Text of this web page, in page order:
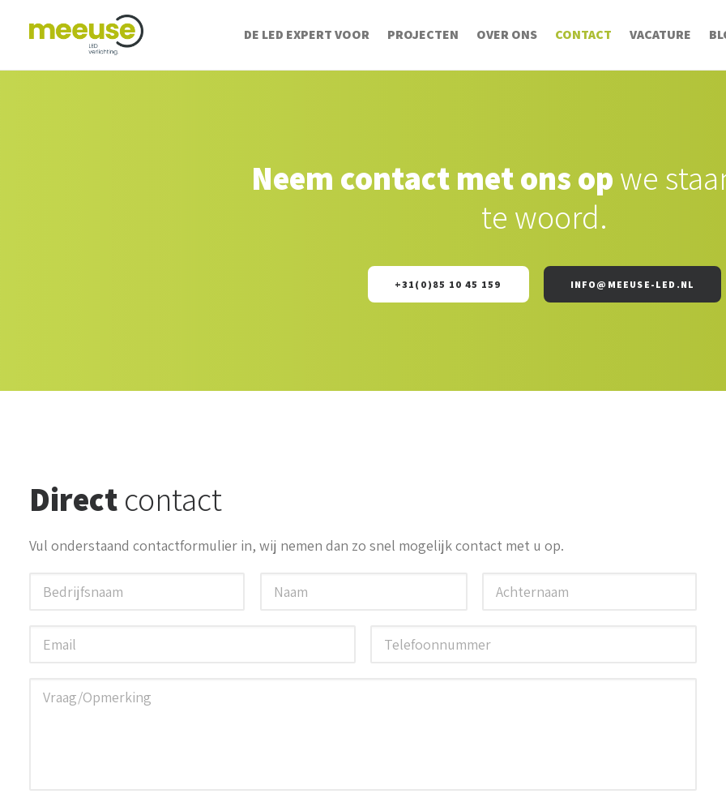
DE LED EXPERT VOOR PROJECTEN OVER ONS CONTACT VACATURE
Neem contact met ons opwe
te woord.
+31(0)85 10 45 159 INFO@MEEUSE-LED.NL
Directcontact
Vul onderstaand contactformulier in, wij nemen dan zo snel mogelijk contact met u op.
Please leave this field empty.